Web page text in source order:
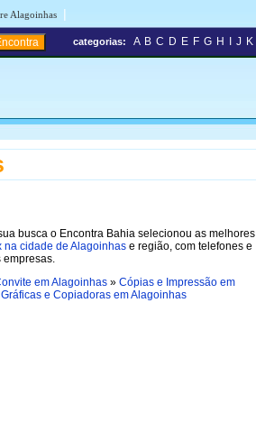
Alagoinhas |
categorias: A B C D E F G H J K
busca o Encontra Bahia selecionou as melhores
na cidade de Alagoinhas e região, com telefones e
em Alagoinhas » Cópias e Impressão em
Gráficas e Copiadoras em Alagoinhas